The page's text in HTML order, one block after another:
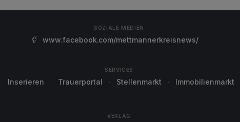
SOZIALE MEDIEN
www.facebook.com/mettmannerkreisnews/
SERVICES
Inserieren Trauerportal Stellenmarkt Immobilienmarkt
VERLAG